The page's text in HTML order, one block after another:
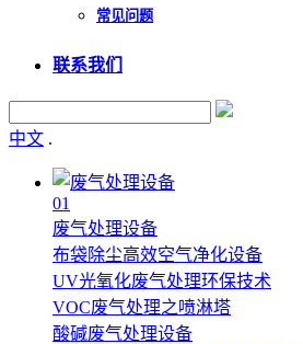
常见问题
联系我们
中文 .
01
废气处理设备
布袋除尘高效空气净化设备
UV光氧化废气处理环保技术
VOC废气处理之喷淋塔
酸碱废气处理设备